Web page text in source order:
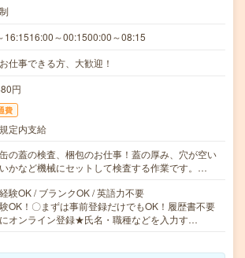
16:1516:00～00:1500:00～08:15
仕事できる方、大歓迎！
円
費
定内支給
の蓋の検査、梱包のお仕事！蓋の厚み、穴が空い
かなど機械にセットして検査する作業です。…
験OK / ブランクOK / 英語力不要
OK！〇まずは事前登録だけでもOK！履歴書不要
オンライン登録★氏名・職種などを入力す…